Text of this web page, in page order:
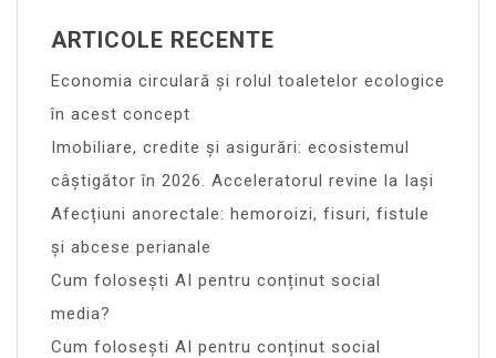
ARTICOLE RECENTE
Economia circulară și rolul toaletelor ecologice
în acest concept
Imobiliare, credite și asigurări: ecosistemul
câștigător în 2026. Acceleratorul revine la Iași
Afecțiuni anorectale: hemoroizi, fisuri, fistule
și abcese perianale
Cum folosești AI pentru conținut social
media?
Cum folosești AI pentru conținut social